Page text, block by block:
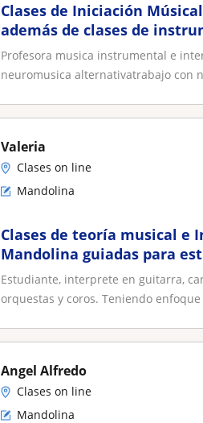
Clases de Iniciación
además de clases de
Profesora musica instrumental e
neuromusica alternativatrabajo con
Valeria
Clases on line
Mandolina
Clases de teoría musical e
Mandolina guiadas para
musicales o sin
Estudiante, interprete en guitarra,
orquestas y coros. Teniendo
Angel Alfredo
Clases on line
Mandolina